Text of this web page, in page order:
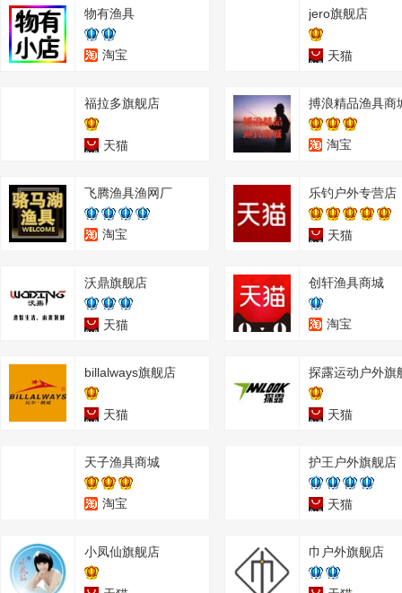
物有渔具
淘宝
jero旗舰店
天猫
福拉多旗舰店
天猫
搏浪精品渔具商
淘宝
飞腾渔具渔网厂
淘宝
乐钓户外专营店
天猫
沃鼎旗舰店
天猫
创轩渔具商城
淘宝
billalways旗舰店
天猫
探露运动户外旗
天猫
天子渔具商城
淘宝
护王户外旗舰店
天猫
小凤仙旗舰店 巾户外旗舰店